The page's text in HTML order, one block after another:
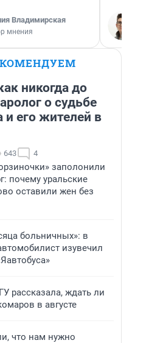
Владимирская
мнения
никогда до
о судьбе
и его жителей в
643 4
заполонили
почему уральские
оставили жен без
больничных»: в
изувечил
рассказала, ждать ли
в августе
что нам нужно